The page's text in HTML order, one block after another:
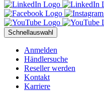
Schnellauswahl
Anmelden
Händlersuche
Reseller werden
Kontakt
Karriere